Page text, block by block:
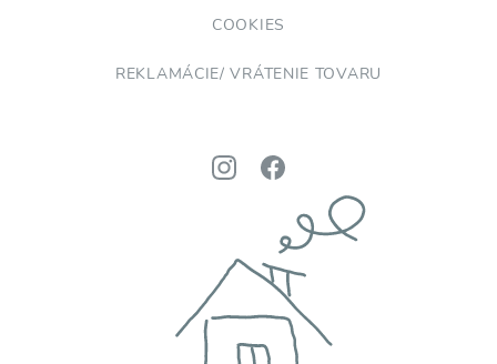
COOKIES
REKLAMÁCIE/ VRÁTENIE TOVARU